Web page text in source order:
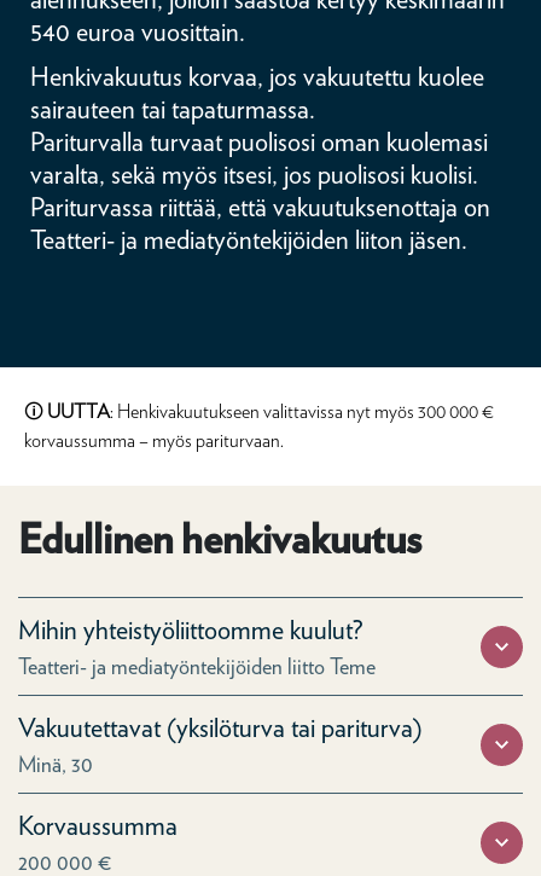
540 euroa vuosittain.
Henkivakuutus korvaa, jos vakuutettu kuolee
sairauteen tai tapaturmassa.
Pariturvalla turvaat puolisosi oman kuolemasi
varalta, sekä myös itsesi, jos puolisosi kuolisi.
Pariturvassa riittää, että vakuutuksenottaja on
Teatteri- ja mediatyöntekijöiden liiton jäsen.
🛈 UUTTA: Henkivakuutukseen valittavissa nyt myös 300 000 €
korvaussumma – myös pariturvaan.
Edullinen henkivakuutus
Mihin yhteistyöliittoomme kuulut?
Teatteri- ja mediatyöntekijöiden liitto Teme
Vakuutettavat (yksilöturva tai pariturva)
Minä, 30
Korvaussumma
200 000 €